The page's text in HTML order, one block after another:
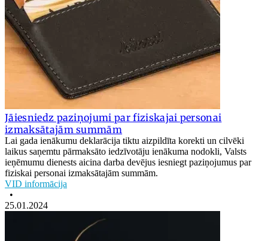
Jāiesniedz paziņojumi par fiziskajai personai
izmaksātajām summām
Lai gada ienākumu deklarācija tiktu aizpildīta korekti un cilvēki
laikus saņemtu pārmaksāto iedzīvotāju ienākuma nodokli, Valsts
ieņēmumu dienests aicina darba devējus iesniegt paziņojumus par
fiziskai personai izmaksātajām summām.
VID informācija
•
25.01.2024